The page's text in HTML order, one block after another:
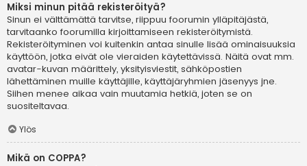
Miksi minun pitää rekisteröityä?
Sinun ei välttämättä tarvitse, riippuu foorumin ylläpitäjästä,
tarvitaanko foorumilla kirjoittamiseen rekisteröitymistä.
Rekisteröityminen voi kuitenkin antaa sinulle lisää ominaisuuksia
käyttöön, jotka eivät ole vieraiden käytettävissä. Näitä ovat mm.
avatar-kuvan määrittely, yksityisviestit, sähköpostien
lähettäminen muille käyttäjille, käyttäjäryhmien jäsenyys jne.
Siihen menee aikaa vain muutamia hetkiä, joten se on
suositeltavaa.
Ylös
Mikä on COPPA?